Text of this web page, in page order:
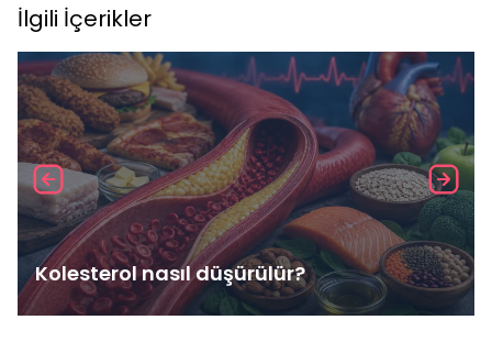
İlgili İçerikler
Kolesterol nasıl düşürülür?